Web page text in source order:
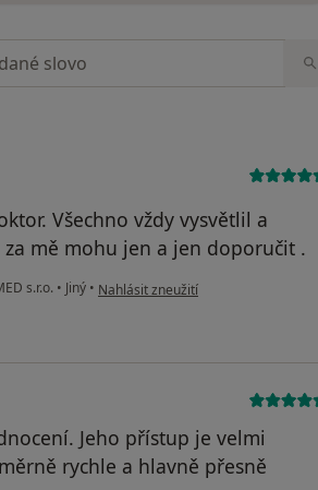
Všechno vždy vysvětlil a
mě mohu jen a jen doporučit .
s.r.o. • Jiný • podle názoru uživatele K.H
Nahlásit zneužití
Jeho přístup je velmi
rychle a hlavně přesně